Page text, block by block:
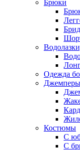
Брюки
Одежда
Костюмы
С
С